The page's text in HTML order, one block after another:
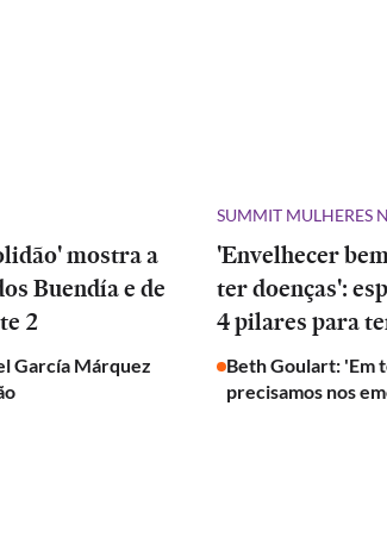
mostra a
Buendía e de
2
García Márquez
SUMMIT MULHERES
'Envelhecer
ter doenças':
4 pilares para
Beth Goulart: 'Em
precisamos nos